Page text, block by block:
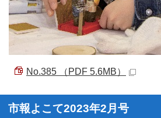
No.385 （PDF 5.6MB）
市報よこて2023年2月号